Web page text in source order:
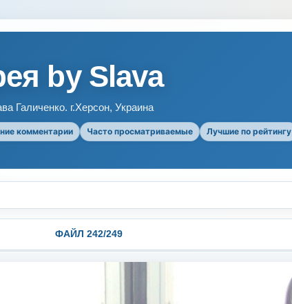
by Slava
Галиченко. г.Херсон, Украина
комментарии Часто просматриваемые Лучшие по рейтингу
ФАЙЛ 242/249